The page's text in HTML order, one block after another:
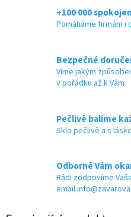
+100 000
Pomáháme firmám i
Bezpečné
Víme jakým
v pořádku až k Vám.
Pečlivě balíme
Sklo pečlivě a s
Odborně Vám
Rádi zodpovíme
email